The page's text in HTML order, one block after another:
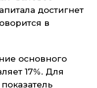
достигнет
в
основного
17%. Для